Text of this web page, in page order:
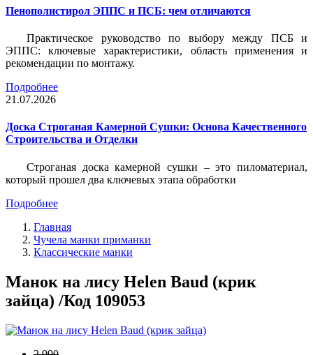
Пенополистирол ЭППС и ПСБ: чем отличаются
Практическое руководство по выбору между ПСБ и
ЭППС: ключевые характеристики, область применения и
рекомендации по монтажу.
Подробнее
21.07.2026
Доска Строганая Камерной Сушки: Основа Качественного
Строительства и Отделки
Строганая доска камерной сушки – это пиломатериал,
который прошел два ключевых этапа обработки
Подробнее
Главная
Чучела манки приманки
Классические манки
Манок на лису Helen Baud (крик
зайца) /Код 109053